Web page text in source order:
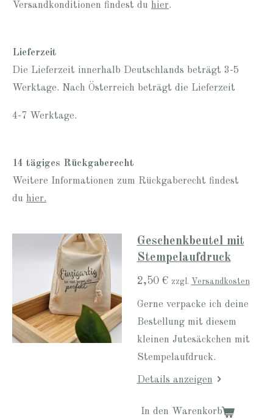
Versandkonditionen findest du hier.
Lieferzeit
Die Lieferzeit innerhalb Deutschlands beträgt 3-5
Werktage. Nach Österreich beträgt die Lieferzeit
4-7 Werktage.
14 tägiges Rückgaberecht
Weitere Informationen zum Rückgaberecht findest
du hier.
Geschenkbeutel mit
Stempelaufdruck
2,50 € zzgl. Versandkosten
Gerne verpacke ich deine
Bestellung mit diesem
kleinen Jutesäckchen mit
Stempelaufdruck.
Details anzeigen
In den Warenkorb